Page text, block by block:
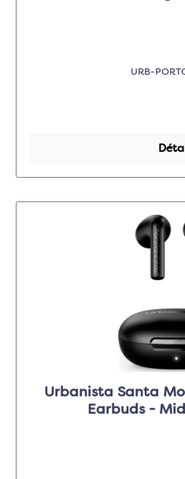
URB-
Urbanista Santa
Earbuds -